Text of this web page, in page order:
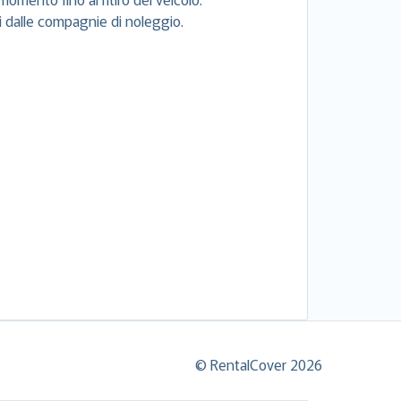
compagnie di noleggio.
© RentalCover 2026